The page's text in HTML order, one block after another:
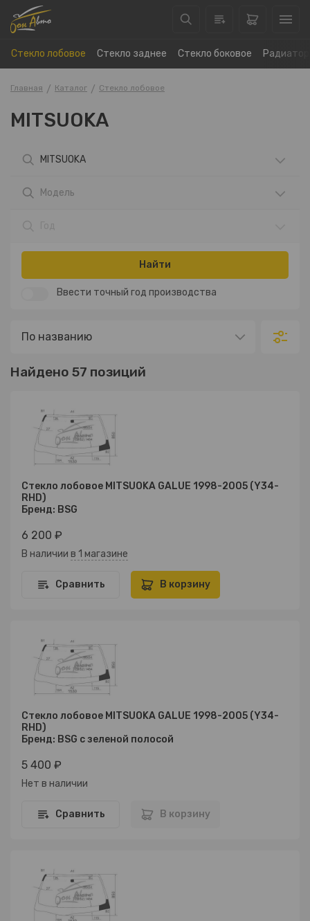
Стекло лобовое Стекло заднее Стекло боковое
Главная Каталог Стекло лобовое
MITSUOKA
MITSUOKA
Модель
Найти
Ввести точный год производства
Найдено 57 позиций
Стекло лобовое MITSUOKA GALUE 1998-2005 (Y34-
RHD)
Бренд: BSG
6 200 ₽
В наличии в 1 магазине
Сравнить В корзину
Стекло лобовое MITSUOKA GALUE 1998-2005 (Y34-
RHD)
Бренд: BSG с зеленой полосой
5 400 ₽
Нет в наличии
Сравнить В корзину